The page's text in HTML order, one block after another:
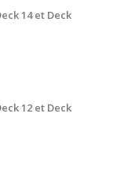
14 et Deck
12 et Deck